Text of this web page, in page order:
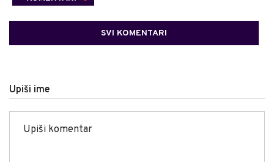
SVI KOMENTARI
Upiši ime